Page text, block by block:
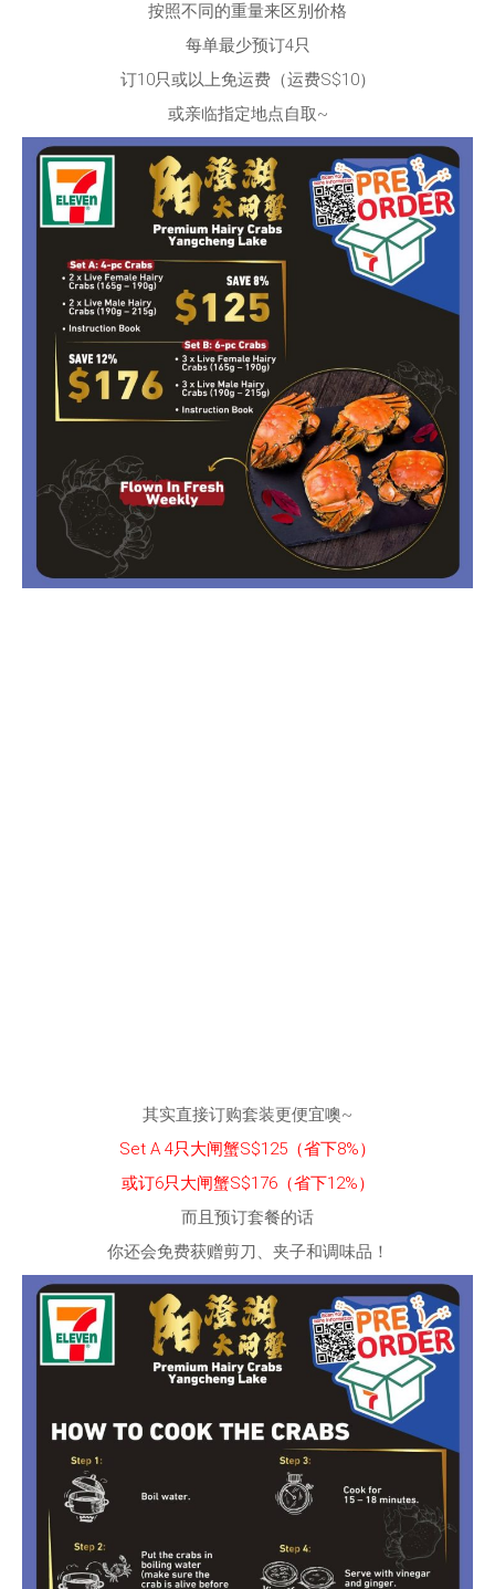
按照不同的重量来区别价格
每单最少预订4只
订10只或以上免运费（运费S$10）
或亲临指定地点自取~
其实直接订购套装更便宜噢~
Set A 4只大闸蟹S$125（省下8%）
或订6只大闸蟹S$176（省下12%）
而且预订套餐的话
你还会免费获赠剪刀、夹子和调味品！